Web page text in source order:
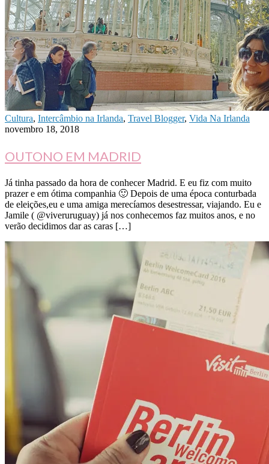
Cultura, Intercâmbio na Irlanda, Travel Blogger, Vida Na Irlanda
novembro 18, 2018
OUTONO EM MADRID
Já tinha passado da hora de conhecer Madrid. E eu fiz com muito
prazer e em ótima companhia 🙂 Depois de uma época conturbada
de eleições,eu e uma amiga merecíamos desestressar, viajando. Eu e
Jamile ( @viveruruguay) já nos conhecemos faz muitos anos, e no
verão decidimos dar as caras […]